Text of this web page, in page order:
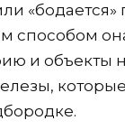
«бодается»
способом
и объекты